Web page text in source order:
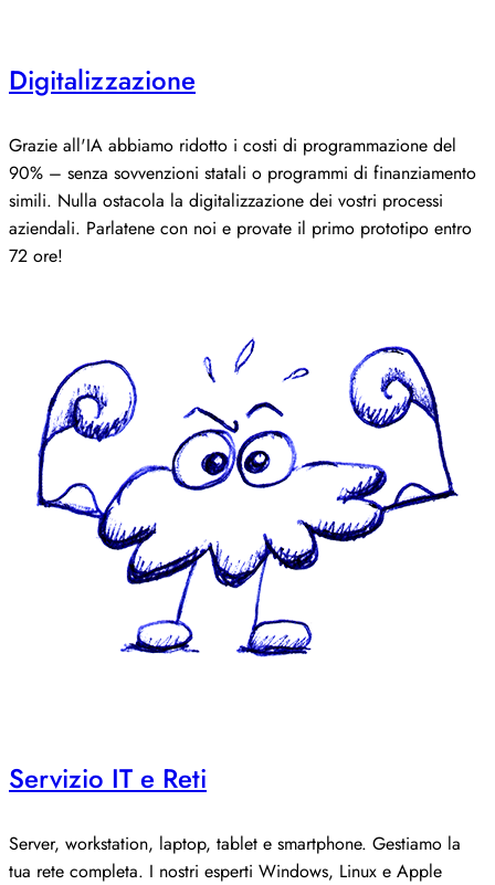
Digitalizzazione
Grazie all'IA abbiamo ridotto i costi di programmazione del
90% – senza sovvenzioni statali o programmi di finanziamento
simili. Nulla ostacola la digitalizzazione dei vostri processi
aziendali. Parlatene con noi e provate il primo prototipo entro
72 ore!
Servizio IT e Reti
Server, workstation, laptop, tablet e smartphone. Gestiamo la
tua rete completa. I nostri esperti Windows, Linux e Apple